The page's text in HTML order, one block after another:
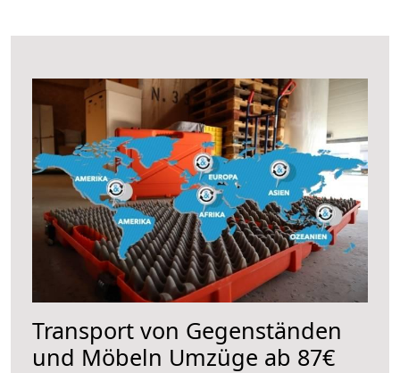
Transport von Gegenständen
und Möbeln Umzüge ab 87€